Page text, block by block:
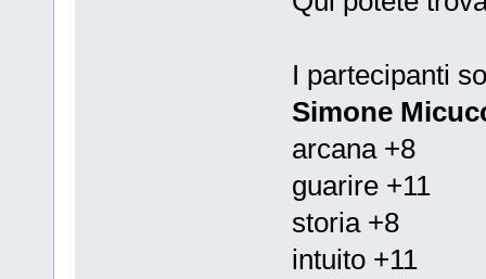
I partecipanti
Simone
arcana +8
guarire +11
storia +8
intuito +11